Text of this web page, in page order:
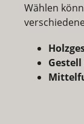
Wählen